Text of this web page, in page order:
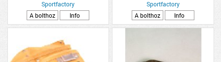
Sportfactory
A bolthoz
Info
Sportfactory
A bolthoz
Info